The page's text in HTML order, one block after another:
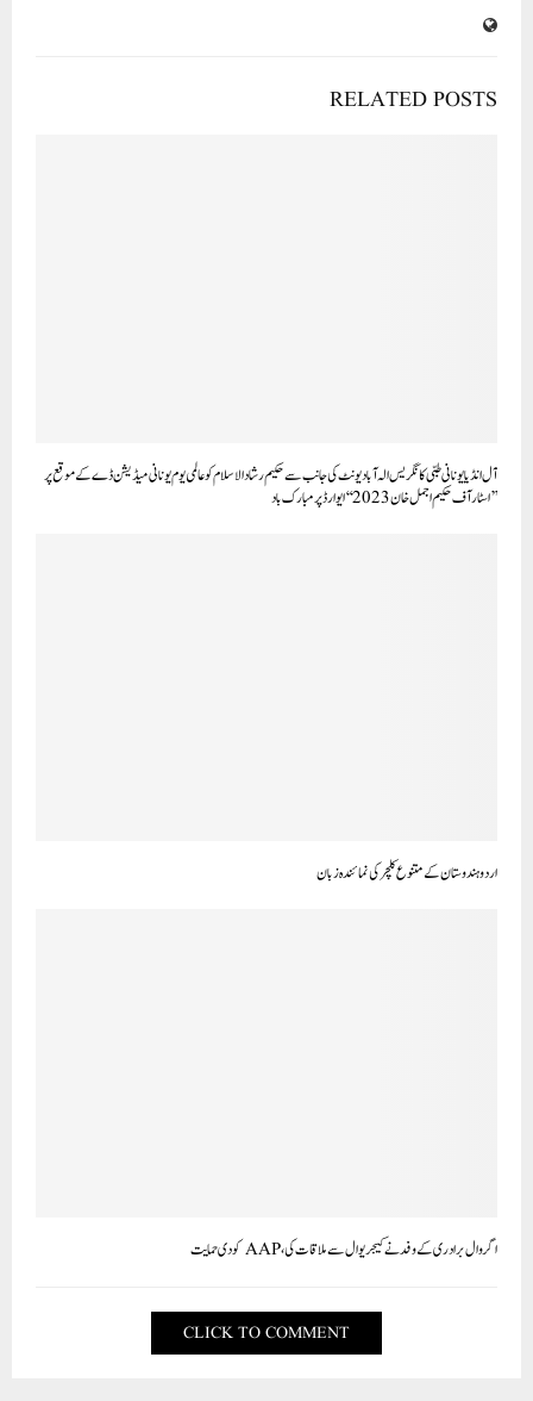
RELATED POSTS
آل انڈیا یونانی طبی کانگریس الہ آباد یونٹ کی جانب سے حکیم رشاد الاسلام کو عالمی یوم یونانی میڈیشن ڈے کے موقع پر
’’اسٹار آف حکیم اجمل خان 2023‘‘ ایوارڈ پر مبارک باد
اردو ہندوستان کے متنوع کلچر کی نمائندہ زبان
اگروال برادری کے وفد نے کیجریوال سے ملاقات کی، AAP کو دی حمایت
CLICK TO COMMENT